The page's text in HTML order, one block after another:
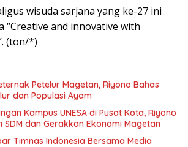
wisuda sarjana yang ke-27 ini
“Creative and innovative with
(ton/*)
Petelur Magetan, Riyono Bahas
dan Populasi Ayam
Kampus UNESA di Pusat Kota, Riyono
SDM dan Gerakkan Ekonomi Magetan
Timnas Indonesia Bersama Media